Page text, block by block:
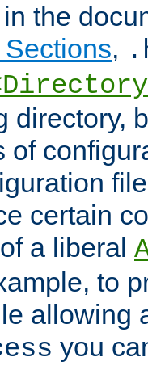
the
,
directory,
of
certain
a liberal
to
allowing
you